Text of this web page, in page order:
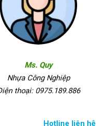
Ms. Quy
Nhựa Công Nghiệp
thoại: 0975.189.886
Hotline liên hệ